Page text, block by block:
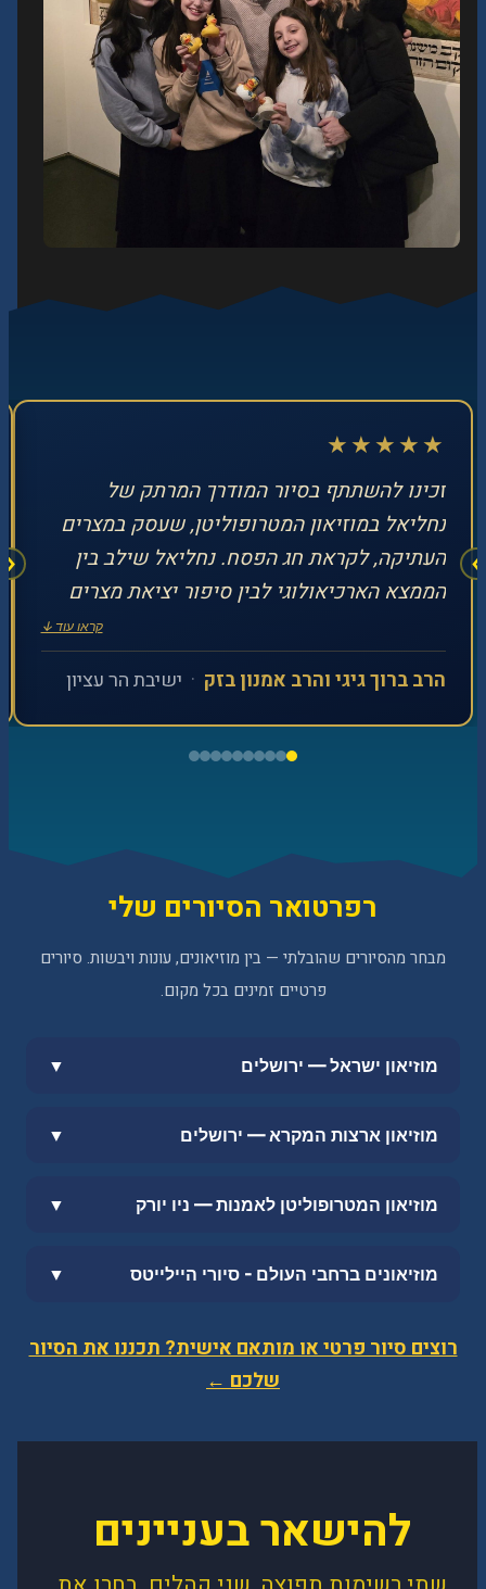
‹
★★★★★
זכינו להשתתף בסיור המודרך המרתק של
נחליאל במוזיאון המטרופוליטן, שעסק במצרים
העתיקה, לקראת חג הפסח. נחליאל שילב בין
הממצא הארכיאולוגי לבין סיפור יציאת מצרים
באופן מקצועי ובדרך מרתקת, תוך שהוא מגלה
ידע מרשים הן ברקע המדעי, ההיסטורי
והארכיאולוגי, והן בידיעותיו בתחום התנ"ך
וספרות חז"ל. נחליאל עשה זאת בנעימות
מיוחדת, בשיתוף הקהל והתאמת הדברים
קראו עוד ↓
הרב ברוך גיגי והרב אמנון בזק · ישיבת הר עציון
›
רפרטואר הסיורים שלי
מבחר מהסיורים שהובלתי — בין מוזיאונים, עונות ויבשות. סיורים
פרטיים זמינים בכל מקום.
מוזיאון ישראל — ירושלים ▼
מוזיאון ארצות המקרא — ירושלים ▼
מוזיאון המטרופוליטן לאמנות — ניו יורק ▼
מוזיאונים ברחבי העולם - סיורי היילייטס ▼
רוצים סיור פרטי או מותאם אישית? תכננו את הסיור
שלכם ←
להישאר בעניינים